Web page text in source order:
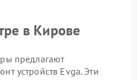
в Кирове
предлагают
устройств Evga. Эти